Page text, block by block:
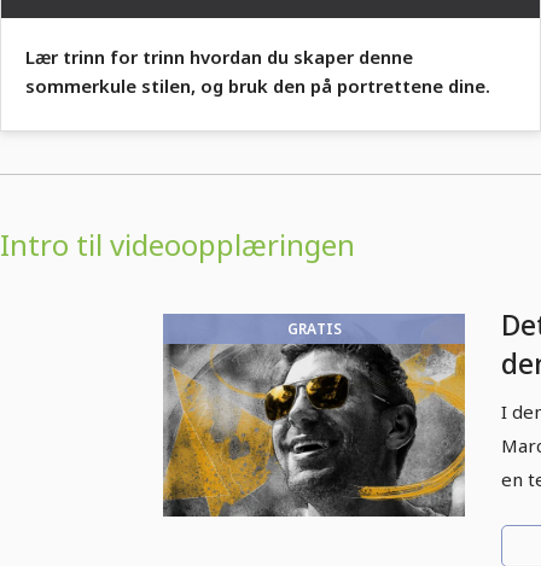
Lær trinn for trinn hvordan du skaper denne
sommerkule stilen, og bruk den på portrettene dine.
Intro til videoopplæringen
GRATIS
I
en